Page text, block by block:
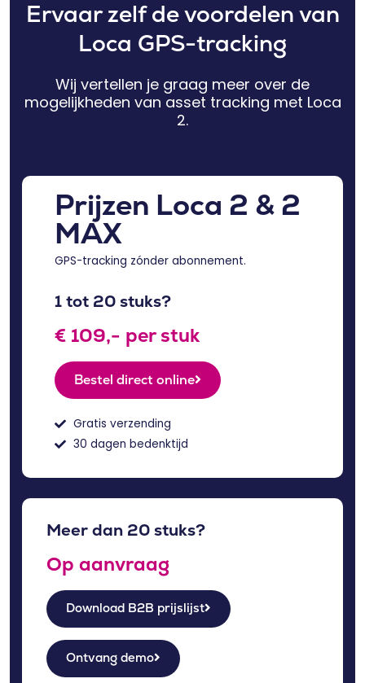
Ervaar zelf de voordelen van
Loca GPS-tracking
Wij vertellen je graag meer over de
mogelijkheden van asset tracking met Loca
2.
Prijzen Loca 2 & 2
MAX
GPS-tracking zónder abonnement.
1 tot 20 stuks?
€ 109,- per stuk
Bestel direct online
Gratis verzending
30 dagen bedenktijd
Meer dan 20 stuks?
Op aanvraag
Download B2B prijslijst
Ontvang demo